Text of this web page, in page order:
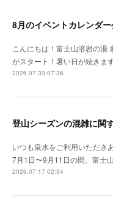
8月のイベントカレンダ
こんにちは！富士山溶岩の湯
がスタート！暑い日が続きま
2026.07.30 07:36
登山シーズンの混雑に関
いつも泉水をご利用いただき
7月1日〜9月11日の間、富士
2026.07.17 02:34